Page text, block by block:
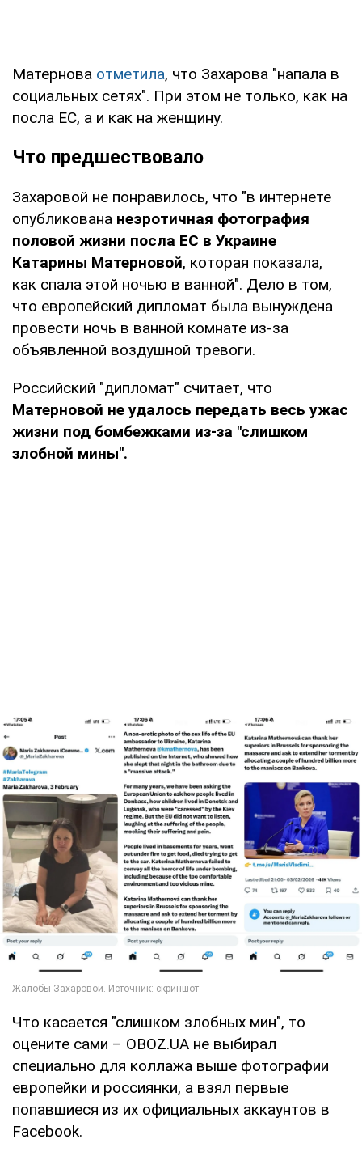
Матернова отметила, что Захарова "напала в
социальных сетях". При этом не только, как на
посла ЕС, а и как на женщину.
Что предшествовало
Захаровой не понравилось, что "в интернете
опубликована неэротичная фотография
половой жизни посла ЕС в Украине
Катарины Матерновой, которая показала,
как спала этой ночью в ванной". Дело в том,
что европейский дипломат была вынуждена
провести ночь в ванной комнате из-за
объявленной воздушной тревоги.
Российский "дипломат" считает, что
Матерновой не удалось передать весь ужас
жизни под бомбежками из-за "слишком
злобной мины".
Что касается "слишком злобных мин", то
оцените сами – OBOZ.UA не выбирал
специально для коллажа выше фотографии
европейки и россиянки, а взял первые
попавшиеся из их официальных аккаунтов в
Facebook.